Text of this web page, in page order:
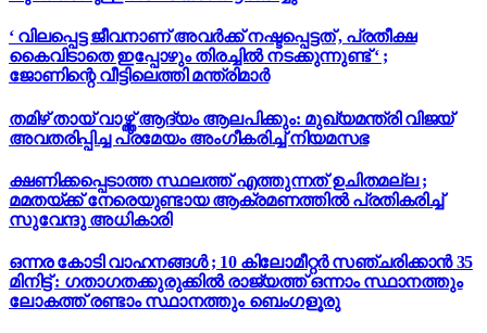
‘ വിലപ്പെട്ട ജീവനാണ് അവർക്ക് നഷ്ടപ്പെട്ടത് , പ്രതീക്ഷ
കൈവിടാതെ ഇപ്പോഴും തിരച്ചിൽ നടക്കുന്നുണ്ട് ‘ ;
ജോണിന്റെ വീട്ടിലെത്തി മന്ത്രിമാർ
തമിഴ് തായ് വാഴ്ത്ത് ആദ്യം ആലപിക്കും: മുഖ്യമന്ത്രി വിജയ്
അവതരിപ്പിച്ച പ്രമേയം അംഗീകരിച്ച് നിയമസഭ
ക്ഷണിക്കപ്പെടാത്ത സ്ഥലത്ത് എത്തുന്നത് ഉചിതമല്ല ;
മമതയ്ക്ക് നേരെയുണ്ടായ ആക്രമണത്തിൽ പ്രതികരിച്ച്
സുവേന്ദു അധികാരി
ഒന്നര കോടി വാഹനങ്ങൾ ; 10 കിലോമീറ്റർ സഞ്ചരിക്കാൻ 35
മിനിട്ട് : ഗതാഗതക്കുരുക്കിൽ രാജ്യത്ത് ഒന്നാം സ്ഥാനത്തും
ലോകത്ത് രണ്ടാം സ്ഥാനത്തും ബെംഗളൂരു